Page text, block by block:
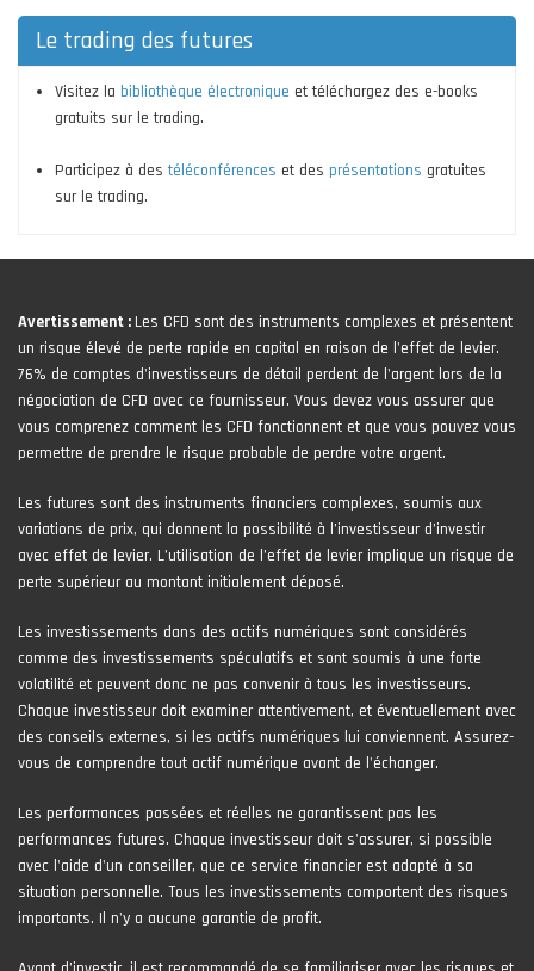
Le trading des futures
Visitez la bibliothèque électronique et téléchargez des e-books
gratuits sur le trading.
Participez à destéléconférences et des présentations gratuites
sur le trading.
Avertissement : Les CFD sont des instruments complexes et présentent
un risque élevé de perte rapide en capital en raison de l'effet de levier.
76% de comptes d'investisseurs de détail perdent de l'argent lors de la
négociation de CFD avec ce fournisseur. Vous devez vous assurer que
vous comprenez comment les CFD fonctionnent et que vous pouvez vous
permettre de prendre le risque probable de perdre votre argent.
Les futures sont des instruments financiers complexes, soumis aux
variations de prix, qui donnent la possibilité à l’investisseur d’investir
avec effet de levier. L’utilisation de l’effet de levier implique un risque de
perte supérieur au montant initialement déposé.
Les investissements dans des actifs numériques sont considérés
comme des investissements spéculatifs et sont soumis à une forte
volatilité et peuvent donc ne pas convenir à tous les investisseurs.
Chaque investisseur doit examiner attentivement, et éventuellement avec
des conseils externes, si les actifs numériques lui conviennent. Assurez-
vous de comprendre tout actif numérique avant de l'échanger.
Les performances passées et réelles ne garantissent pas les
performances futures. Chaque investisseur doit s'assurer, si possible
avec l'aide d'un conseiller, que ce service financier est adapté à sa
situation personnelle. Tous les investissements comportent des risques
importants. Il n'y a aucune garantie de profit.